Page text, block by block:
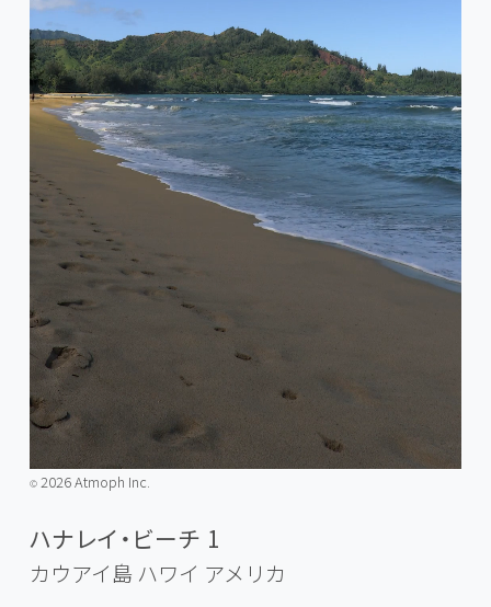
©️2026 Atmoph Inc.
ハナレイ・ビーチ 1
カウアイ島 ハワイ アメリカ